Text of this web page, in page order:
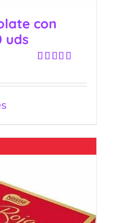
con
uds
5